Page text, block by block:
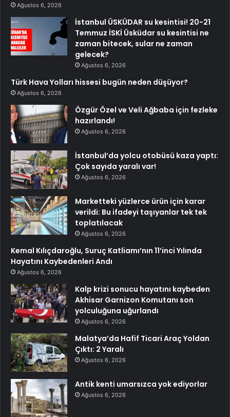
Ağustos 6, 2026
İstanbul ÜSKÜDAR su kesintisi! 20-21
Temmuz İSKİ Üsküdar su kesintisi ne
zaman bitecek, sular ne zaman
gelecek?
Ağustos 6, 2026
Türk Hava Yolları hissesi bugün neden düşüyor?
Ağustos 6, 2026
Özgür Özel ve Veli Ağbaba için fezleke
hazırlandı!
Ağustos 6, 2026
İstanbul’da yolcu otobüsü kaza yaptı:
Çok sayıda yaralı var!
Ağustos 6, 2026
Marketteki yüzlerce ürün için karar
verildi: Bu ifadeyi taşıyanlar tek tek
toplatılacak
Ağustos 6, 2026
Kemal Kılıçdaroğlu, Suruç Katliamı’nın 11’inci Yılında
Hayatını Kaybedenleri Andı
Ağustos 6, 2026
Kalp krizi sonucu hayatını kaybeden
Akhisar Garnizon Komutanı son
yolculuğuna uğurlandı
Ağustos 6, 2026
Malatya’da Hafif Ticari Araç Yoldan
Çıktı: 2 Yaralı
Ağustos 6, 2026
Antik kenti umarsızca yok ediyorlar
Ağustos 6, 2026